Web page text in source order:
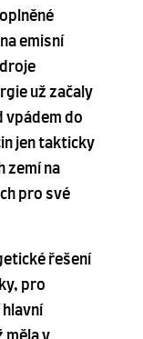
emisní
už začaly
vpádem do
jen takticky
zemí na
pro své
řešení
pro
měla v